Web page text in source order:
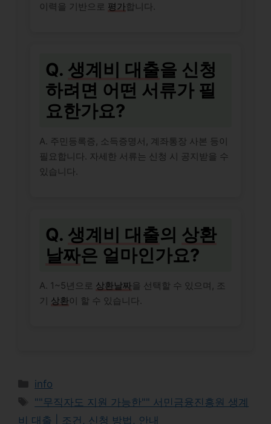
이력을 기반으로 평가합니다.
Q. 생계비 대출을 신청
하려면 어떤 서류가 필
요한가요?
A. 주민등록증, 소득증명서, 계좌통장 사본 등이
필요합니다. 자세한 서류는 신청 시 공지받을 수
있습니다.
Q. 생계비 대출의 상환
날짜은 얼마인가요?
A. 1~5년으로 상환날짜을 선택할 수 있으며, 조
기 상환이 할 수 있습니다.
Categories
info
Tags
""무직자도 지원 가능한"" 서민금융진흥원 생계
비 대출 | 조건, 신청 방법, 안내